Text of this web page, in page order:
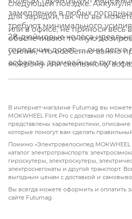
следующей поездке.
для зарядки, так что вы
или в офисе, не принося весь
замедление в любых
требуют минимального
обеспечивают точную
усилия, что особенно важно
мокрому или скользкому
грузы. Конструкция
нагрузки и сохраняет свои
при полной загрузке.
28-дюймовые колёса
городских дорог — они легко
асфальта, трамвайные пути и
PRO — это надёжный и
который сделает ваши
приятными.
В интернет-магазине Futumag вы
MOKWHEEL Flint Pro с доставкой по
представлены характеристики,
которые помогут вам сделать
Помимо «Электровелосипед
каталог электротранспорта:
гироскутеры, электроскутеры,
электроснегокаты и другой транспорт.
выгодным ценам с доставкой и
Вы всегда можете оформить и оплатить
сайте Futumag.